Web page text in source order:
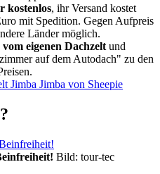
kostenlos, ihr Versand kostet
mit Spedition. Gegen Aufpreis
Länder möglich.
eigenen Dachzelt und
auf dem Autodach" zu den
Jimba Jimba von Sheepie
Bild: tour-tec